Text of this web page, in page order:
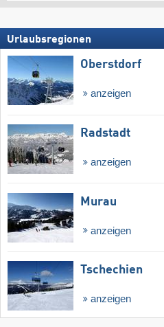
Urlaubsregionen
Oberstdorf
anzeigen
Radstadt
anzeigen
Murau
anzeigen
Tschechien
anzeigen